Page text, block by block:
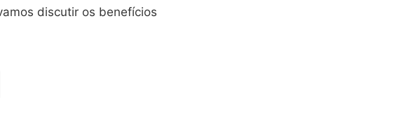
discutir os benefícios